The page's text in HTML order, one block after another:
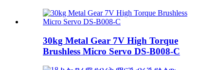
30kg Metal Gear 7V High Torque
Brushless Micro Servo DS-B008-C